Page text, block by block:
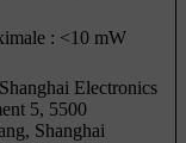
: <10 mW
Electronics
5, 5500
Shanghai